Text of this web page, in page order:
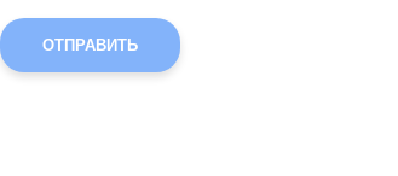
ОТПРАВИТЬ